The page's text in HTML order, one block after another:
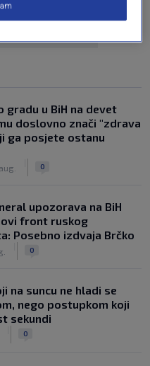
gradu u BiH na devet
doslovno znači "zdrava
ga posjete ostanu
0
upozorava na BiH
front ruskog
Posebno izdvaja Brčko
0
na suncu ne hladi se
nego postupkom koji
sekundi
0